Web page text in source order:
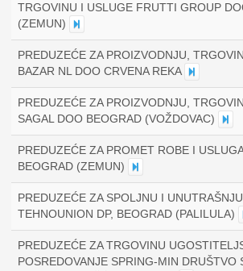
TRGOVINU I USLUGE FRUTTI GROUP
(ZEMUN)
PREDUZEĆE ZA PROIZVODNJU,
BAZAR NL DOO CRVENA REKA
PREDUZEĆE ZA PROIZVODNJU,
SAGAL DOO BEOGRAD (VOŽDOVAC)
PREDUZEĆE ZA PROMET ROBE I
BEOGRAD (ZEMUN)
PREDUZEĆE ZA SPOLJNU I
TEHNOUNION DP, BEOGRAD (PALILULA)
PREDUZEĆE ZA TRGOVINU
POSREDOVANJE SPRING-MIN DRUŠTVO